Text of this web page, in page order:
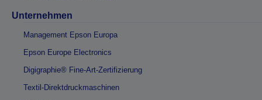
Unternehmen
Management Epson Europa
Epson Europe Electronics
Digigraphie® Fine-Art-Zertifizierung
Textil-Direktdruckmaschinen